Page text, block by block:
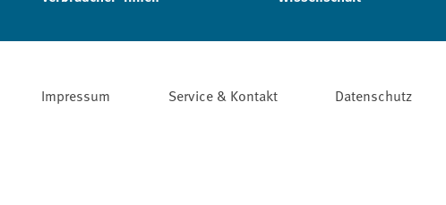
Impressum Service & Kontakt Datenschutz